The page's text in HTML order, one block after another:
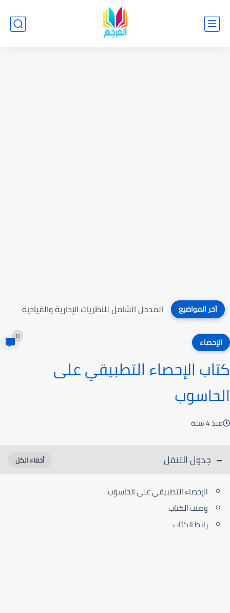
آخر المواضيع التعليم الصناعي
الإحصاء 0
كتاب الإحصاء التطبيقي على
الحاسوب
منذ 4 سنة
جدول التنقل
الإحصاء التطبيقي على الحاسوب
وصف الكتاب
رابط الكتاب